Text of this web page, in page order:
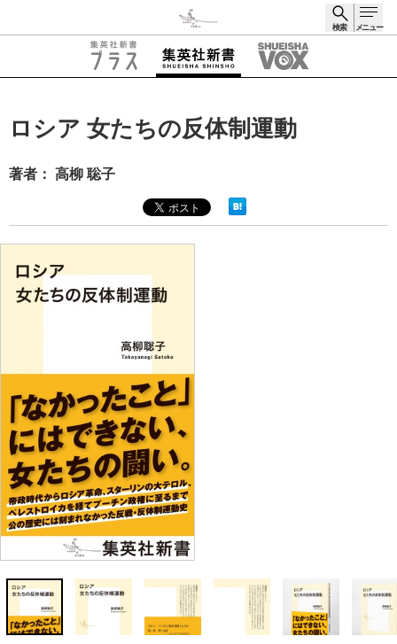
検索 メニュー
ロシア 女たちの反体制運動
著者： 高柳 聡子